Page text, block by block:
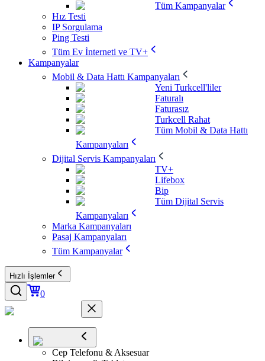
Tüm Kampanyalar
Hız Testi
IP Sorgulama
Ping Testi
Tüm Ev İnterneti ve TV+
Kampanyalar
Mobil & Data Hattı Kampanyaları
Yeni Turkcell'liler
Faturalı
Faturasız
Turkcell Rahat
Tüm Mobil & Data Hattı
Kampanyaları
Dijital Servis Kampanyaları
TV+
Lifebox
Bip
Tüm Dijital Servis
Kampanyaları
Marka Kampanyaları
Pasaj Kampanyaları
Tüm Kampanyalar
Hızlı İşlemler
0
Cep Telefonu & Aksesuar